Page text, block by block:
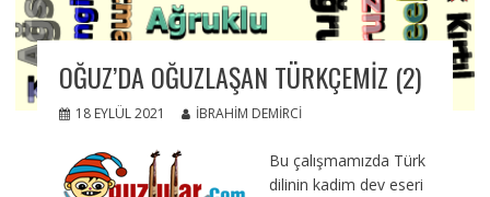
OĞUZ’DA OĞUZLAŞAN TÜRKÇEMİZ (2)
18 EYLÜL 2021 İBRAHIM DEMIRCI
Bu çalışmamızda Türk
dilinin kadim dev eseri